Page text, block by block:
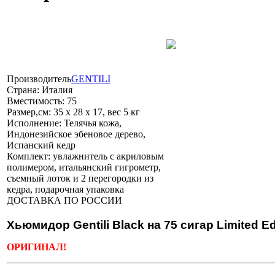
ПроизводительGENTILI
Страна: Италия
Вместимость: 75
Размер,см: 35 х 28 х 17, вес 5 кг
Исполнение: Телячья кожа,
Индонезийское эбеновое дерево,
Испанский кедр
Комплект: увлажнитель с акриловым
полимером, итальянский гигрометр,
съемный лоток и 2 перегородки из
кедра, подарочная упаковка
ДОСТАВКА ПО РОССИИ
Хьюмидор Gentili Black на 75 сигар Limited
ОРИГИНАЛ!